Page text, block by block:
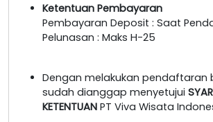
Ketentuan Pembayaran
Pembayaran Deposit : Saat
Pelunasan : Maks H-25
Dengan melakukan pendaftaran
sudah dianggap menyetujui
KETENTUAN PT Viva Wisata